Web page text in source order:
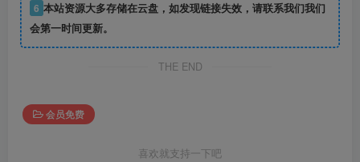
6 本站资源大多存储在云盘，如发现链接失效，请联系我们我们
会第一时间更新。
THE END
会员免费
喜欢就支持一下吧